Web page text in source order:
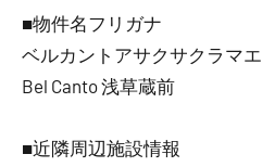
■物件名フリガナ
ベルカントアサクサクラマエ
Bel Canto 浅草蔵前
■近隣周辺施設情報